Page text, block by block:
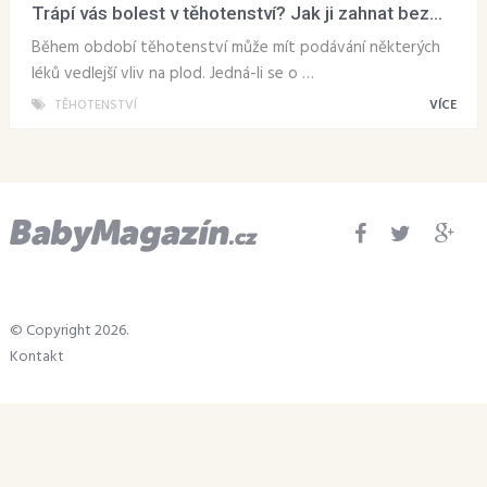
Trápí vás bolest v těhotenství? Jak ji zahnat bez...
Během období těhotenství může mít podávání některých
léků vedlejší vliv na plod. Jedná-li se o …
TĚHOTENSTVÍ VÍCE
© Copyright 2026.
Kontakt